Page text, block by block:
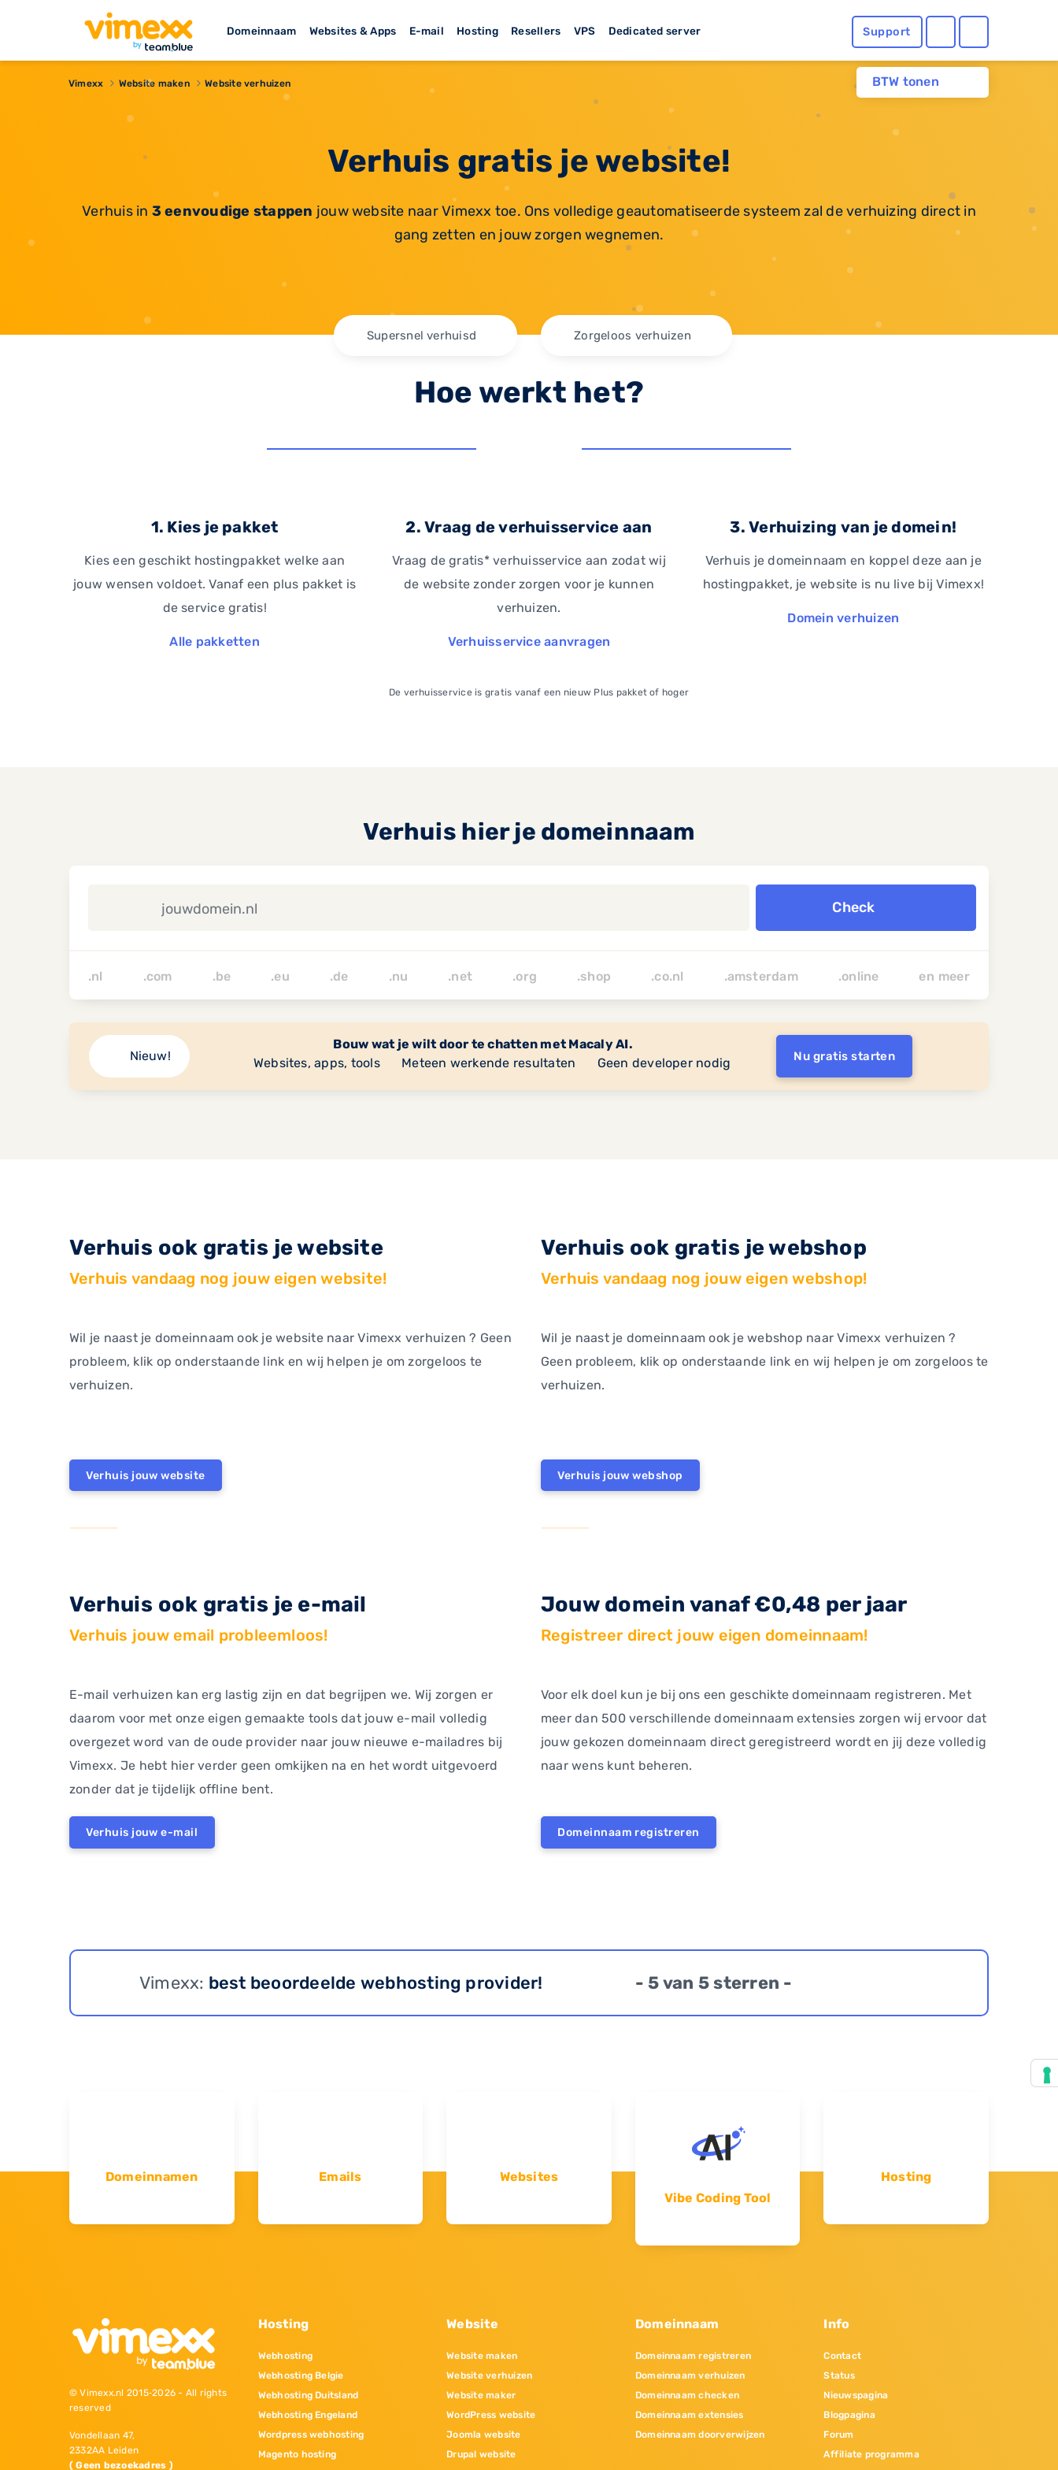
Domeinnaam Websites & Apps E-mail Hosting Resellers VPS Dedicated server Support
BTW tonen
Vimexx Website maken Website verhuizen
Verhuis gratis je website!
Verhuis in 3 eenvoudige stappen jouw website naar Vimexx toe. Ons volledige geautomatiseerde systeem zal de verhuizing direct in
gang zetten en jouw zorgen wegnemen.
Supersnel verhuisd Zorgeloos verhuizen
Hoe werkt het?
1. Kies je pakket
Kies een geschikt hostingpakket welke aan
jouw wensen voldoet. Vanaf een plus pakket is
de service gratis!
Alle pakketten
2. Vraag de verhuisservice aan
Vraag de gratis* verhuisservice aan zodat wij
de website zonder zorgen voor je kunnen
verhuizen.
Verhuisservice aanvragen
3. Verhuizing van je domein!
Verhuis je domeinnaam en koppel deze aan je
hostingpakket, je website is nu live bij Vimexx!
Domein verhuizen
De verhuisservice is gratis vanaf een nieuw Plus pakket of hoger
Verhuis hier je domeinnaam
Check
.nl .com .be .eu .de .nu .net .org .shop .co.nl .amsterdam .online en meer
Nieuw!
Bouw wat je wilt door te chatten met Macaly AI.
Websites, apps, tools
Meteen werkende resultaten Geen developer nodig Nu gratis starten
Verhuis ook gratis je website
Verhuis vandaag nog jouw eigen website!
Wil je naast je domeinnaam ook je website naar Vimexx verhuizen ? Geen
probleem, klik op onderstaande link en wij helpen je om zorgeloos te
verhuizen.
Verhuis jouw website
Verhuis ook gratis je webshop
Verhuis vandaag nog jouw eigen webshop!
Wil je naast je domeinnaam ook je webshop naar Vimexx verhuizen ?
Geen probleem, klik op onderstaande link en wij helpen je om zorgeloos te
verhuizen.
Verhuis jouw webshop
Verhuis ook gratis je e-mail
Verhuis jouw email probleemloos!
E-mail verhuizen kan erg lastig zijn en dat begrijpen we. Wij zorgen er
daarom voor met onze eigen gemaakte tools dat jouw e-mail volledig
overgezet word van de oude provider naar jouw nieuwe e-mailadres bij
Vimexx. Je hebt hier verder geen omkijken na en het wordt uitgevoerd
zonder dat je tijdelijk offline bent.
Verhuis jouw e-mail
Jouw domein vanaf €0,48 per jaar
Registreer direct jouw eigen domeinnaam!
Voor elk doel kun je bij ons een geschikte domeinnaam registreren. Met
meer dan 500 verschillende domeinnaam extensies zorgen wij ervoor dat
jouw gekozen domeinnaam direct geregistreerd wordt en jij deze volledig
naar wens kunt beheren.
Domeinnaam registreren
Vimexx: best beoordeelde webhosting provider! - 5 van 5 sterren -
Domeinnamen Emails
Websites
Vibe Coding Tool
Hosting
© Vimexx.nl 2015‐2026 - All rights
reserved
Vondellaan 47,
2332AA Leiden
( Geen bezoekadres )
Hosting
Webhosting
Webhosting Belgie
Webhosting Duitsland
Webhosting Engeland
Wordpress webhosting
Magento hosting
Website
Website maken
Website verhuizen
Website maker
WordPress website
Joomla website
Drupal website
Domeinnaam
Domeinnaam registreren
Domeinnaam verhuizen
Domeinnaam checken
Domeinnaam extensies
Domeinnaam doorverwijzen
Info
Contact
Status
Nieuwspagina
Blogpagina
Forum
Affiliate programma